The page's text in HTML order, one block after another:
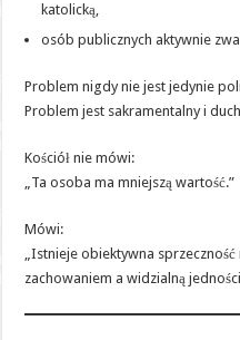
katolicką,
osób publicznych aktywnie
Problem nigdy nie jest jedynie
Problem jest sakramentalny i
Kościół nie mówi:
„Ta osoba ma mniejszą wartość.”
Mówi:
„Istnieje obiektywna
zachowaniem a widzialną